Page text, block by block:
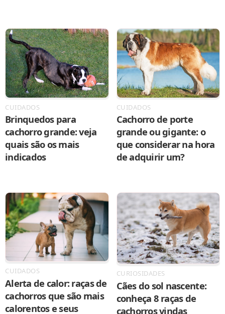
CUIDADOS
Brinquedos para
cachorro grande: veja
quais são os mais
indicados
CUIDADOS
Cachorro de porte
grande ou gigante: o
que considerar na hora
de adquirir um?
CUIDADOS
Alerta de calor: raças de
cachorros que são mais
calorentos e seus
CURIOSIDADES
Cães do sol nascente:
conheça 8 raças de
cachorros vindas